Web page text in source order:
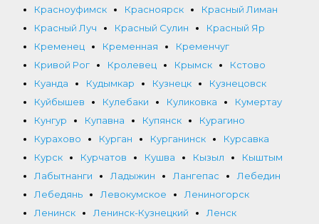
Красноуфимск
Красноярск
Красный Лиман
Красный Луч
Красный Сулин
Красный Яр
Кременец
Кременная
Кременчуг
Кривой Рог
Кролевец Крымск
Кстово
Куанда
Кудымкар Кузнецк
Кузнецовск
Куйбышев
Кулебаки Куликовка
Кумертау
Кунгур
Купавна Купянск
Курагино
Курахово
Курган Курганинск
Курсавка
Курск
Курчатов Кушва Кызыл
Кыштым
Лабытнанги
Ладыжин Лангепас
Лебедин
Лебедянь
Левокумское
Лениногорск
Ленинск
Ленинск-Кузнецкий
Ленск